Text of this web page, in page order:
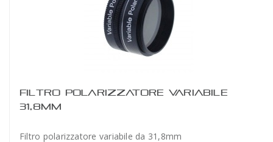
FILTRO POLARIZZATORE VARIABILE
31,8MM
Filtro polarizzatore variabile da 31,8mm